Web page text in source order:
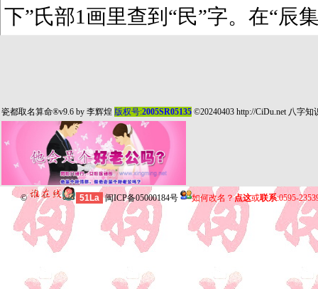
下”氏部1画里查到“民”字。在“辰
瓷都取名算命®v9.6 by 李辉煌 版权号:2005SR05135 ©20240403 http://CiDu.net 八字知
© 51La 闽ICP备05000184号 如何改名？点这或联系:0595-